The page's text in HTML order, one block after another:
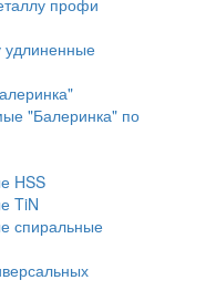
профи
удлиненные
"Балеринка" по
HSS
TiN
спиральные